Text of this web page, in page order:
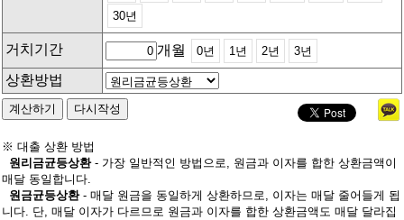
30년
거치기간 개월 0년 1년 2년 3년
상환방법
※ 대출 상환 방법
원리금균등상환- 가장 일반적인 방법으로, 원금과 이자를 합한 상환금액이
매달 동일합니다.
원금균등상환- 매달 원금을 동일하게 상환하므로, 이자는 매달 줄어들게 됩
니다. 단, 매달 이자가 다르므로 원금과 이자를 합한 상환금액도 매달 달라집